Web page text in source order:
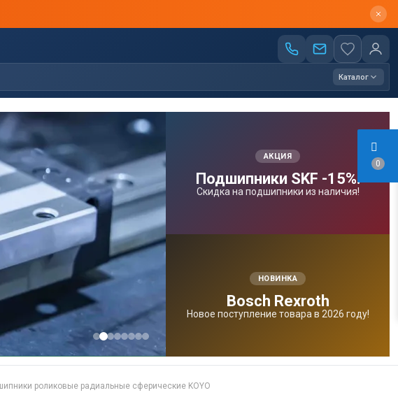
0
Каталог
АКЦИЯ
Подшипники SKF -15%!
Скидка на подшипники из наличия!
НОВИНКА
Bosсh Rexroth
Новое поступление товара в 2026 году!
роликовые радиальные сферические KOYO